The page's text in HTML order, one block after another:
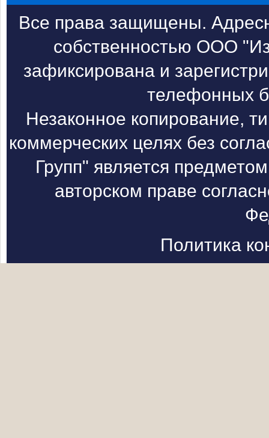
Все права защищены.
собственностью ООО
зафиксирована и
телефонных
Незаконное копирование,
коммерческих целях без
Групп" является
авторском праве
Политика